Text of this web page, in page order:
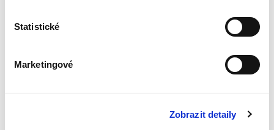
Statistické
Marketingové
Zobrazit detaily
890,00 Kč
ovlivňuje bezmála všechna odvětví českého